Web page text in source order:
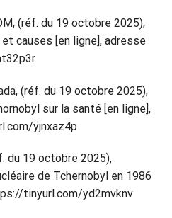
(réf. du 19 octobre 2025),
causes [en ligne], adresse
(réf. du 19 octobre 2025),
sur la santé [en ligne],
yjnxaz4p
du 19 octobre 2025),
de Tchernobyl en 1986
tinyurl.com/yd2mvknv